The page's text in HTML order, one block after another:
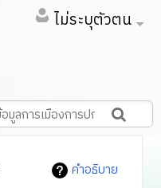
ไม่ระบุตัวตน
คำอธิบาย